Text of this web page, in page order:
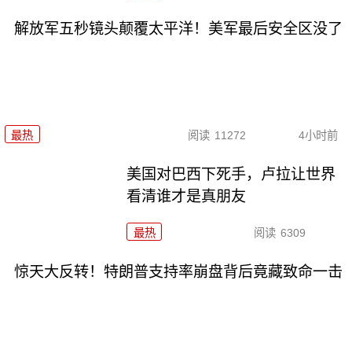
解放军五秒镜头颠覆太平洋！美军最后安全区没了
最热 阅读 11272 4小时前
美国对巴西下死手，卢拉让世界
看清谁才是真朋友
最热 阅读 6309
惊天大反转！特朗普支持率崩盘背后竟藏致命一击